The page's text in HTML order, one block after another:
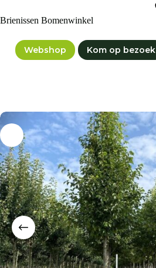
naar
de
Brienissen Bomenwinkel
Webshop Kom op bezoek